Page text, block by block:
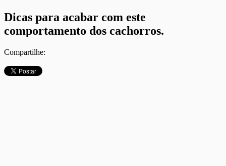
Dicas para acabar com este
comportamento dos cachorros.
Compartilhe: